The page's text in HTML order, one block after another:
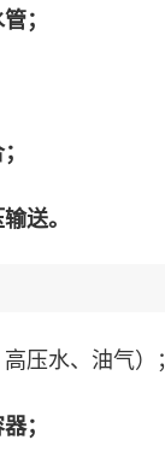
；
送。
高压水、油气）；
；